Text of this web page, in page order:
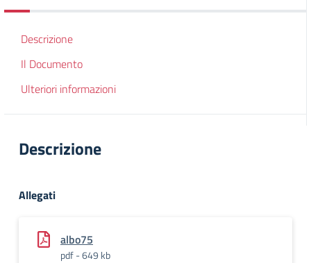
Descrizione
Il Documento
Ulteriori informazioni
Descrizione
Allegati
albo75
pdf - 649 kb